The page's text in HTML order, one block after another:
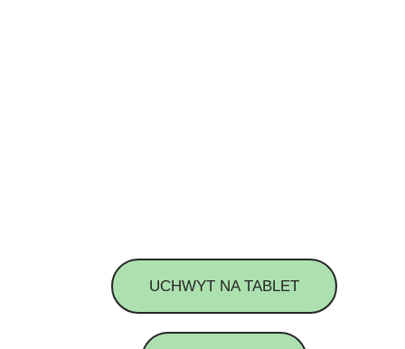
UCHWYT NA TABLET